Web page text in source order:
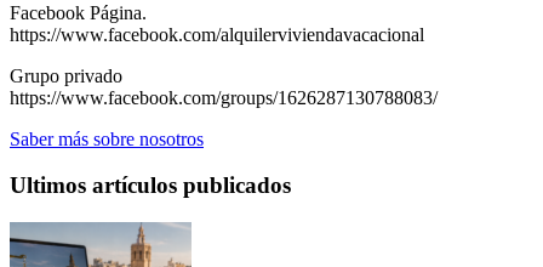
Facebook Página.
https://www.facebook.com/alquilerviviendavacacional
Grupo privado
https://www.facebook.com/groups/1626287130788083/
Saber más sobre nosotros
Ultimos artículos publicados